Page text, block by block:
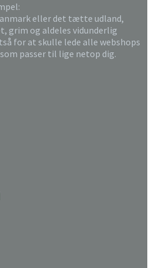
eller det tætte udland,
grim og aldeles vidunderlig
for at skulle lede alle webshops
passer til lige netop dig.